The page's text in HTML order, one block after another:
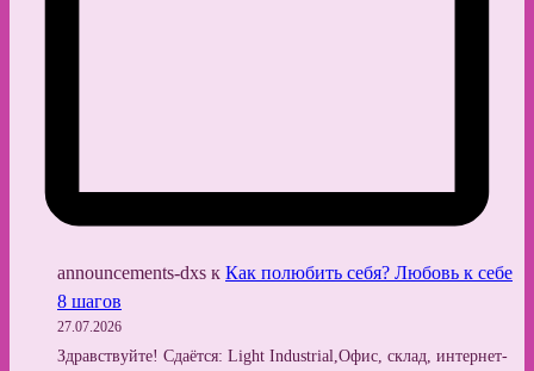
announcements-dxs к Как полюбить себя? Любовь к себе
8 шагов
27.07.2026
Здравствуйте! Сдаётся: Light Industrial,Офис, склад, интернет-